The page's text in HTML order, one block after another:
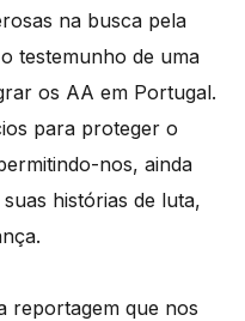
na busca pela
testemunho de uma
os AA em Portugal.
para proteger o
nos, ainda
histórias de luta,
reportagem que nos